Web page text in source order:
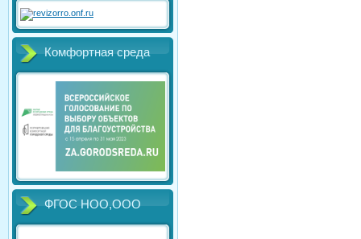
Комфортная среда
ФГОС НОО,ООО